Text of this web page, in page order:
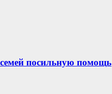
посильную помощь